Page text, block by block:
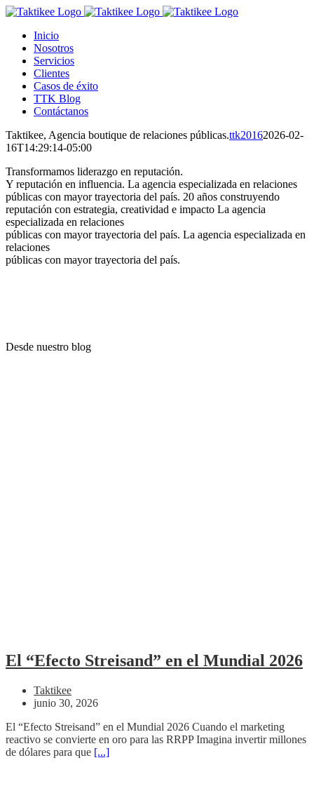
Saltar
contenido
Inicio
Nosotros
Servicios
Clientes
Casos de éxito
TTK Blog
Contáctanos
Taktikee, Agencia boutique de relaciones públicas.ttk20162026-02-
16T14:29:14-05:00
Transformamos liderazgo en reputación.
Y reputación en influencia. La agencia especializada en relaciones
públicas con mayor trayectoria del país. 20 años construyendo
reputación con estrategia, creatividad e impacto La agencia
especializada en relaciones
públicas con mayor trayectoria del país. La agencia especializada en
relaciones
públicas con mayor trayectoria del país.
Desde nuestro blog
El “Efecto Streisand” en el Mundial 2026
Taktikee
junio 30, 2026
El “Efecto Streisand” en el Mundial 2026 Cuando el marketing
reactivo se convierte en oro para las RRPP Imagina invertir millones
de dólares para que [...]